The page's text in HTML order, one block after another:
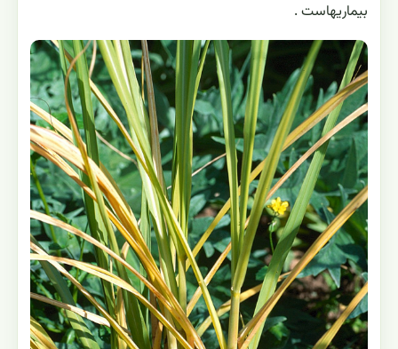
بیماریهاست .